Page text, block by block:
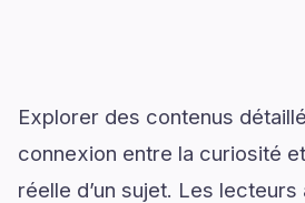
Explorer des contenus
connexion entre la curiosité
réelle d’un sujet. Les